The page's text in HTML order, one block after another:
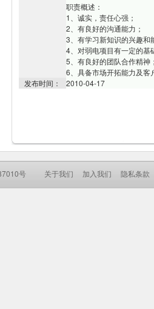
职责概述：
1、诚实，责任心强；
2、有良好的沟通能力；
3、有学习新知识的兴趣和
4、对弱电项目有一定的基
5、有良好的团队合作精神
6、具备市场开拓能力及客
发布时间：
2010-04-17
号 关于我们 加入我们 隐私条款